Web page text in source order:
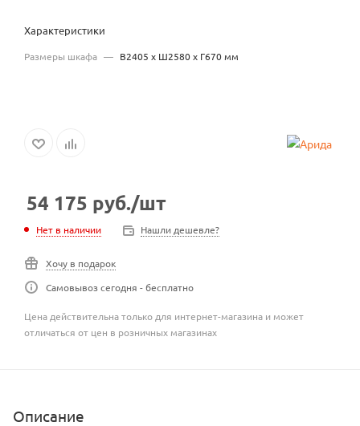
Характеристики
Размеры шкафа — В2405 x Ш2580 x Г670 мм
54 175 руб./шт
Нет в наличии Нашли дешевле?
Хочу в подарок
Самовывоз сегодня - бесплатно
Цена действительна только для интернет-магазина и может
отличаться от цен в розничных магазинах
Описание